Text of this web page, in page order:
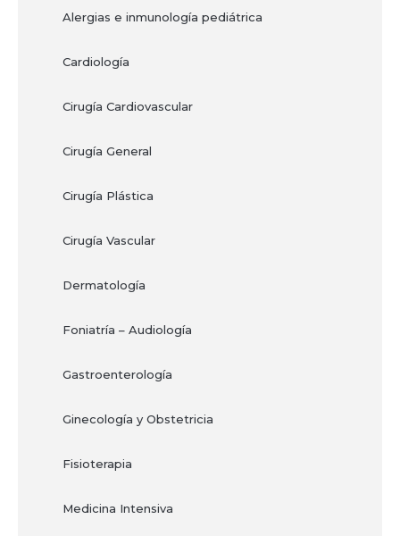
Alergias e inmunología pediátrica
Cardiología
Cirugía Cardiovascular
Cirugía General
Cirugía Plástica
Cirugía Vascular
Dermatología
Foniatría – Audiología
Gastroenterología
Ginecología y Obstetricia
Fisioterapia
Medicina Intensiva